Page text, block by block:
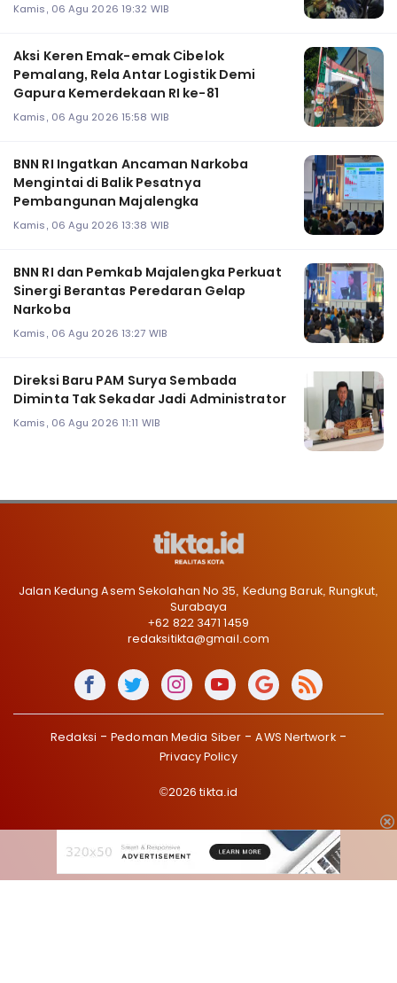
Kamis, 06 Agu 2026 19:32 WIB
Aksi Keren Emak-emak Cibelok
Pemalang, Rela Antar Logistik Demi
Gapura Kemerdekaan RI ke-81
Kamis, 06 Agu 2026 15:58 WIB
BNN RI Ingatkan Ancaman Narkoba
Mengintai di Balik Pesatnya
Pembangunan Majalengka
Kamis, 06 Agu 2026 13:38 WIB
BNN RI dan Pemkab Majalengka Perkuat
Sinergi Berantas Peredaran Gelap
Narkoba
Kamis, 06 Agu 2026 13:27 WIB
Direksi Baru PAM Surya Sembada
Diminta Tak Sekadar Jadi Administrator
Kamis, 06 Agu 2026 11:11 WIB
Jalan Kedung Asem Sekolahan No 35, Kedung Baruk, Rungkut,
Surabaya
+62 822 3471 1459
redaksitikta@gmail.com
Redaksi Pedoman Media Siber
AWS Nertwork
Privacy Policy
©2026 tikta.id